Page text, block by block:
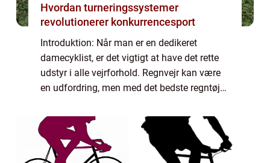
Hvordan turneringssystemer
revolutionerer konkurrencesport
Introduktion: Når man er en dedikeret
damecyklist, er det vigtigt at have det rette
udstyr i alle vejrforhold. Regnvejr kan være
en udfordring, men med det bedste regntøj
din cykeltur. I denne artikel vil v...